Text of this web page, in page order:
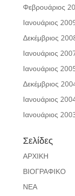
Φεβρουάριος
Ιανουάριος
Δεκέμβριος
Ιανουάριος
Ιανουάριος
Δεκέμβριος
Ιανουάριος
Ιανουάριος
Σελίδες
ΑΡΧΙΚΗ
ΒΙΟΓΡΑΦΙΚΟ
ΝΕΑ